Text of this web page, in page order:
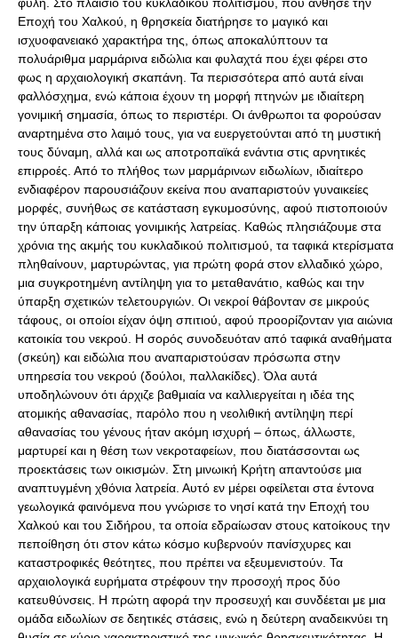
Εποχή του Χαλκού, η θρησκεία διατήρησε το μαγικό και
ισχυοφανειακό χαρακτήρα της, όπως αποκαλύπτουν τα
πολυάριθμα μαρμάρινα ειδώλια και φυλαχτά που έχει φέρει στο
φως η αρχαιολογική σκαπάνη. Τα περισσότερα από αυτά είναι
φαλλόσχημα, ενώ κάποια έχουν τη μορφή πτηνών με ιδιαίτερη
γονιμική σημασία, όπως το περιστέρι. Οι άνθρωποι τα φορούσαν
αναρτημένα στο λαιμό τους, για να ευεργετούνται από τη μυστική
τους δύναμη, αλλά και ως αποτροπαϊκά ενάντια στις αρνητικές
επιρροές. Από το πλήθος των μαρμάρινων ειδωλίων, ιδιαίτερο
ενδιαφέρον παρουσιάζουν εκείνα που αναπαριστούν γυναικείες
μορφές, συνήθως σε κατάσταση εγκυμοσύνης, αφού πιστοποιούν
την ύπαρξη κάποιας γονιμικής λατρείας. Καθώς πλησιάζουμε στα
χρόνια της ακμής του κυκλαδικού πολιτισμού, τα ταφικά κτερίσματα
πληθαίνουν, μαρτυρώντας, για πρώτη φορά στον ελλαδικό χώρο,
μια συγκροτημένη αντίληψη για το μεταθανάτιο, καθώς και την
ύπαρξη σχετικών τελετουργιών. Οι νεκροί θάβονταν σε μικρούς
τάφους, οι οποίοι είχαν όψη σπιτιού, αφού προορίζονταν για αιώνια
κατοικία του νεκρού. Η σορός συνοδευόταν από ταφικά αναθήματα
(σκεύη) και ειδώλια που αναπαριστούσαν πρόσωπα στην
υπηρεσία του νεκρού (δούλοι, παλλακίδες). Όλα αυτά
υποδηλώνουν ότι άρχιζε βαθμιαία να καλλιεργείται η ιδέα της
ατομικής αθανασίας, παρόλο που η νεολιθική αντίληψη περί
αθανασίας του γένους ήταν ακόμη ισχυρή – όπως, άλλωστε,
μαρτυρεί και η θέση των νεκροταφείων, που διατάσσονται ως
προεκτάσεις των οικισμών. Στη μινωική Κρήτη απαντούσε μια
αναπτυγμένη χθόνια λατρεία. Αυτό εν μέρει οφείλεται στα έντονα
γεωλογικά φαινόμενα που γνώρισε το νησί κατά την Εποχή του
Χαλκού και του Σιδήρου, τα οποία εδραίωσαν στους κατοίκους την
πεποίθηση ότι στον κάτω κόσμο κυβερνούν πανίσχυρες και
καταστροφικές θεότητες, που πρέπει να εξευμενιστούν. Τα
αρχαιολογικά ευρήματα στρέφουν την προσοχή προς δύο
κατευθύνσεις. Η πρώτη αφορά την προσευχή και συνδέεται με μια
ομάδα ειδωλίων σε δεητικές στάσεις, ενώ η δεύτερη αναδεικνύει τη